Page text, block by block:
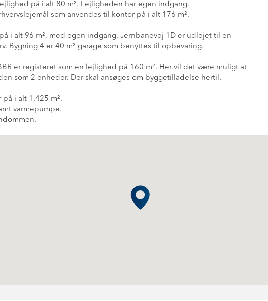
på i alt 80 m². Lejligheden har egen indgang.
som anvendes til kontor på i alt 176 m².
i alt 96 m², med egen indgang. Jernbanevej 1D er udlejet til en
Bygning 4 er 40 m² garage som benyttes til opbevaring.
er registeret som en lejlighed på 160 m². Her vil det være muligt at
som 2 enheder. Der skal ansøges om byggetilladelse hertil.
i alt 1.425 m².
varmepumpe.